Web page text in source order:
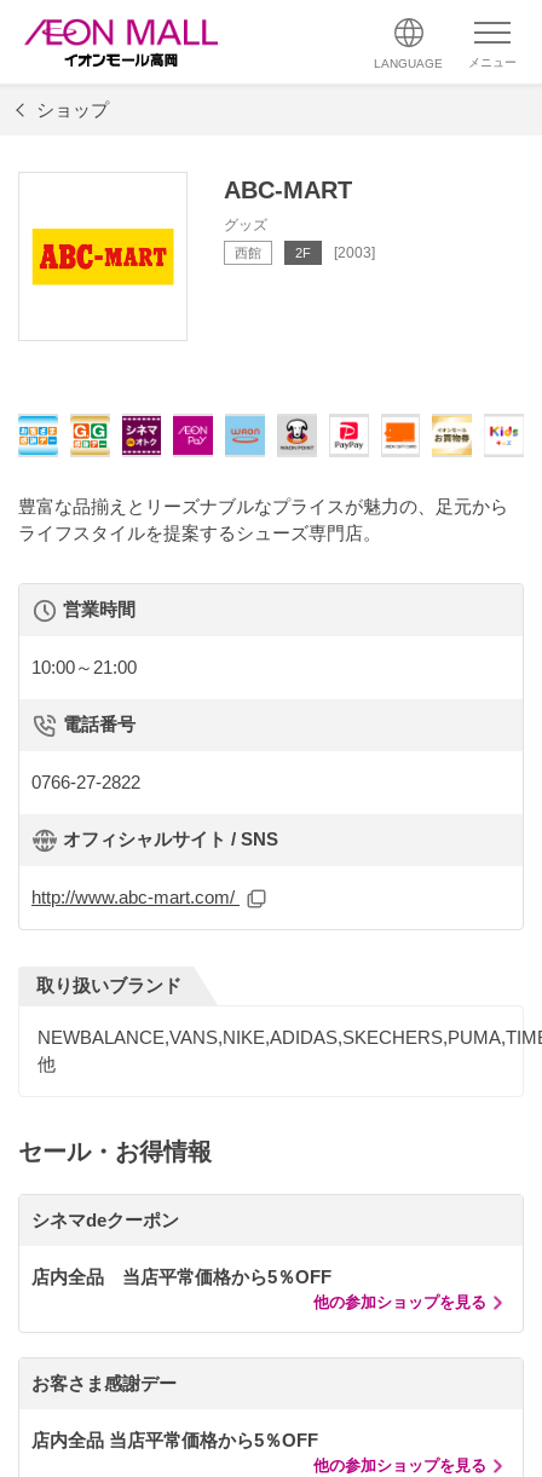
LANGUAGE メニュー
ショップ
ABC-MART
グッズ
西館 2F [2003]
豊富な品揃えとリーズナブルなプライスが魅力の、足元から
ライフスタイルを提案するシューズ専門店。
営業時間
10:00～21:00
電話番号
0766-27-2822
オフィシャルサイト / SNS
http://www.abc-mart.com/
取り扱いブランド
他
セール・お得情報
シネマdeクーポン
店内全品 当店平常価格から5％OFF
他の参加ショップを見る
お客さま感謝デー
店内全品 当店平常価格から5％OFF
他の参加ショップを見る